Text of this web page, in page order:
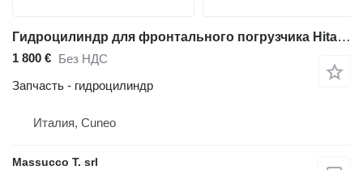
Гидроцилиндр для фронтального погрузчика Hitachi ZW250-6
1 800 € Без НДС
Запчасть - гидроцилиндр
Италия, Cuneo
Massucco T. srl